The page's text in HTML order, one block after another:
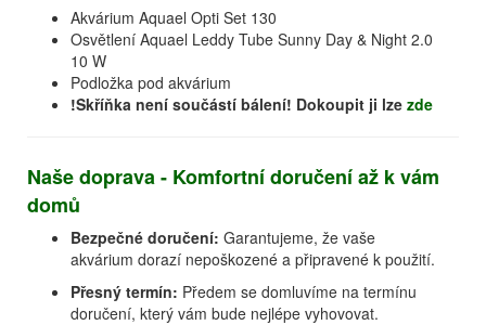
Akvárium Aquael Opti Set 130
Osvětlení Aquael Leddy Tube Sunny Day & Night 2.0
10 W
Podložka pod akvárium
!Skříňka není součástí bálení! Dokoupit ji lze zde
Naše doprava - Komfortní doručení až k vám
domů
Bezpečné doručení: Garantujeme, že vaše
akvárium dorazí nepoškozené a připravené k použití.
Přesný termín: Předem se domluvíme na termínu
doručení, který vám bude nejlépe vyhovovat.